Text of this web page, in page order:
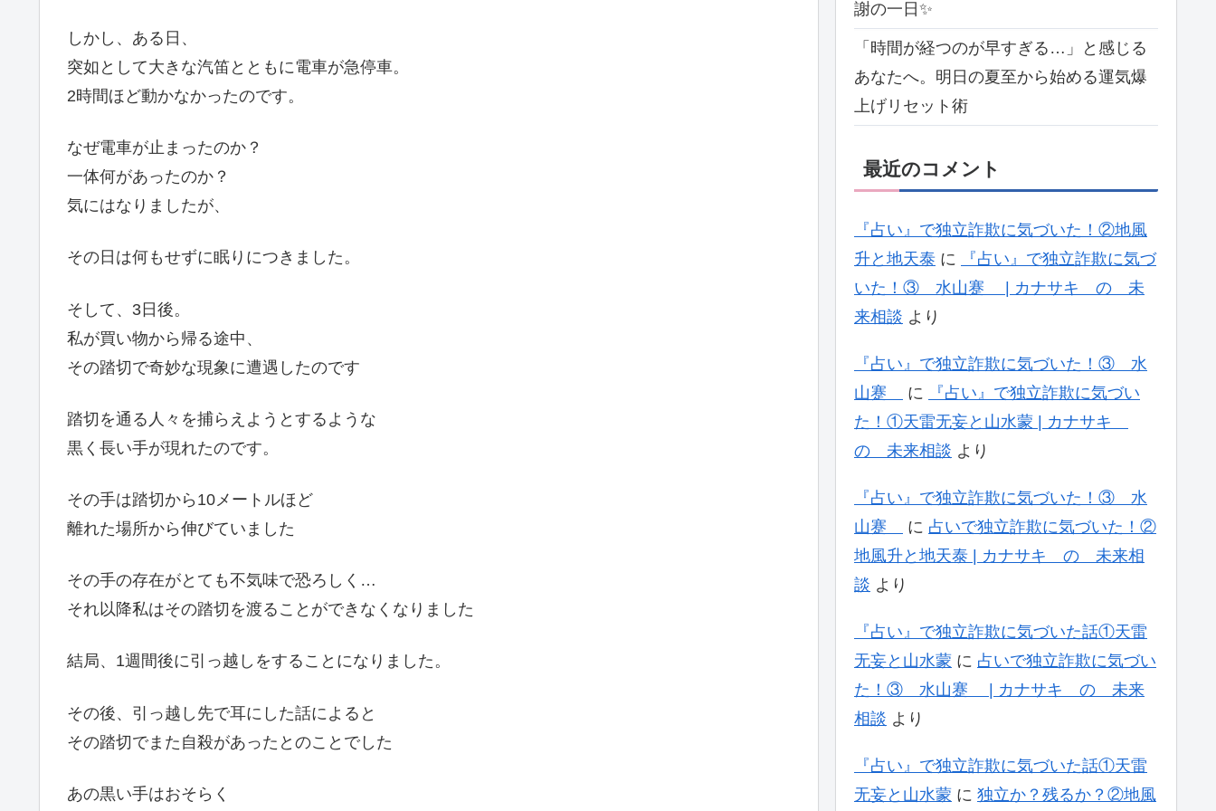
しかし、ある日、
突如として大きな汽笛とともに電車が急停車。
2時間ほど動かなかったのです。
なぜ電車が止まったのか？
一体何があったのか？
気にはなりましたが、
その日は何もせずに眠りにつきました。
そして、3日後。
私が買い物から帰る途中、
その踏切で奇妙な現象に遭遇したのです
踏切を通る人々を捕らえようとするような
黒く長い手が現れたのです。
その手は踏切から10メートルほど
離れた場所から伸びていました
その手の存在がとても不気味で恐ろしく…
それ以降私はその踏切を渡ることができなくなりました
結局、1週間後に引っ越しをすることになりました。
その後、引っ越し先で耳にした話によると
その踏切でまた自殺があったとのことでした
あの黒い手はおそらく
謝の一日✨
「時間が経つのが早すぎる…」と感じる
あなたへ。明日の夏至から始める運気爆
上げリセット術
最近のコメント
『占い』で独立詐欺に気づいた！②地風
升と地天泰 に
『占い』で独立詐欺に気づ
いた！③ 水山蹇 | カナサキ の 未
来相談 より
『占い』で独立詐欺に気づいた！③ 水
山蹇
に
『占い』で独立詐欺に気づい
た！①天雷无妄と山水蒙 | カナサキ
の 未来相談 より
『占い』で独立詐欺に気づいた！③ 水
山蹇
に 占いで独立詐欺に気づいた！②
地風升と地天泰 | カナサキ の 未来相
談 より
『占い』で独立詐欺に気づいた話①天雷
无妄と山水蒙 に 占いで独立詐欺に気づい
た！③ 水山蹇 | カナサキ の 未来
相談 より
『占い』で独立詐欺に気づいた話①天雷
无妄と山水蒙 に 独立か？残るか？②地風